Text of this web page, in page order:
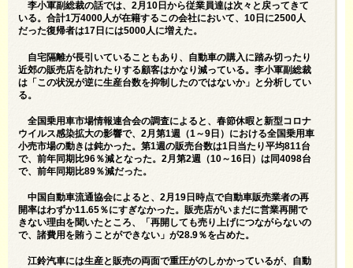
李小軍副総裁の話では、2月10日から従業員達は次々と戻ってきて
いる。合計1万4000人が在籍するこの会社において、10日に2500人
だった復帰者は17日には5000人に増えた。
自宅隔離が長引いていることもあり、自動車の購入に踏み切ったり
近郊の販売店を訪れたりする顧客はかなり減っている。李小軍副総裁
は「この状況が逆に生産台数を抑制したのではないか」と分析してい
る。
全国乗用車市場情報連合会の調査によると、春節休暇と新型コロナ
ウイルス感染拡大の影響で、2月第1週（1～9日）における全国乗用車
小売市場の動きは鈍かった。第1週の販売台数は1日当たり平均811台
で、前年同期比96％減となった。2月第2週（10～16日）は同4098台
で、前年同期比89％減だった。
中国自動車流通協会によると、2月19日時点で自動車販売業者の再
開率はわずか11.65％にすぎなかった。販売店がいまだに営業再開で
きない理由を聞いたところ、「再開しても売り上げにつながらないの
で、諸費用を賄うことができない」が28.9％を占めた。
江鈴汽車には生産と販売の両面で重圧がのしかかっているが、自動